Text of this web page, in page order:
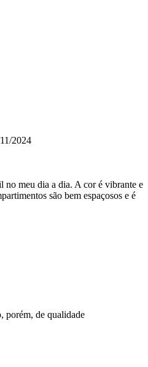
2024
no meu dia a dia. A cor é vibrante e
são bem espaçosos e é
porém, de qualidade